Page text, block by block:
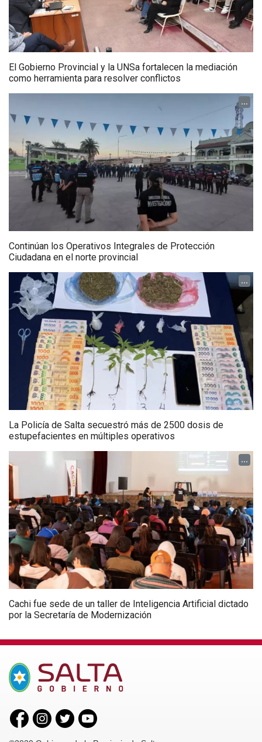
El Gobierno Provincial y la UNSa fortalecen la mediación
como herramienta para resolver conflictos
...
Continúan los Operativos Integrales de Protección
Ciudadana en el norte provincial
...
La Policía de Salta secuestró más de 2500 dosis de
estupefacientes en múltiples operativos
...
Cachi fue sede de un taller de Inteligencia Artificial dictado
por la Secretaría de Modernización